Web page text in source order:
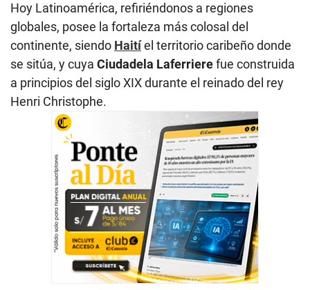
Hoy Latinoamérica, refiriéndonos a regiones
globales, posee la fortaleza más colosal del
continente, siendo Haitíel territorio caribeño donde
se sitúa, y cuya Ciudadela Laferrierefue construida
a principios del siglo XIX durante el reinado del rey
Henri Christophe.